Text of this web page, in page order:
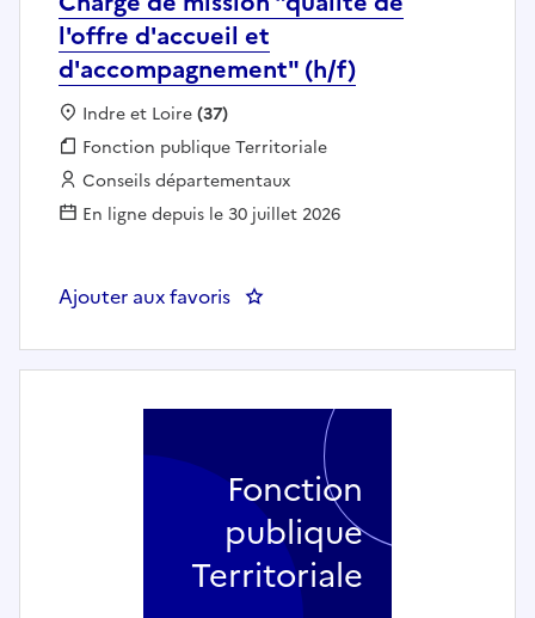
l'offre d'accueil et
d'accompagnement" (h/f)
Localisation :
Indre et Loire(37)
Fonction publique :
Fonction publique Territoriale
Employeur :
Conseils départementaux
En ligne depuis le 30 juillet 2026
Ajouter aux favoris : Chargé de mission "qualité
Fonction
publique
Territoriale